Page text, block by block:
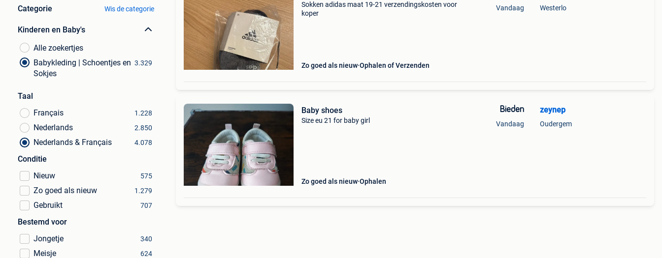
Categorie Wis de categorie
Kinderen en Baby's
Alle zoekertjes
Babykleding | Schoentjes en
Sokjes
3.329
Taal
Français
1.228
Nederlands 2.850
Nederlands & Français 4.078
Conditie
Nieuw
575
Zo goed als nieuw 1.279
Gebruikt 707
Bestemd voor
Jongetje
340
Meisje 624
Sokken adidas maat 19-21 verzendingskosten voor
koper
Zo goed als nieuw Ophalen of Verzenden
Vandaag Westerlo
Baby shoes
Size eu 21 for baby girl
Zo goed als nieuw Ophalen
Bieden
Vandaag
zeynep
Oudergem